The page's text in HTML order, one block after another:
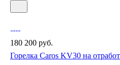
180 200 руб.
Горелка Caros KV30 на